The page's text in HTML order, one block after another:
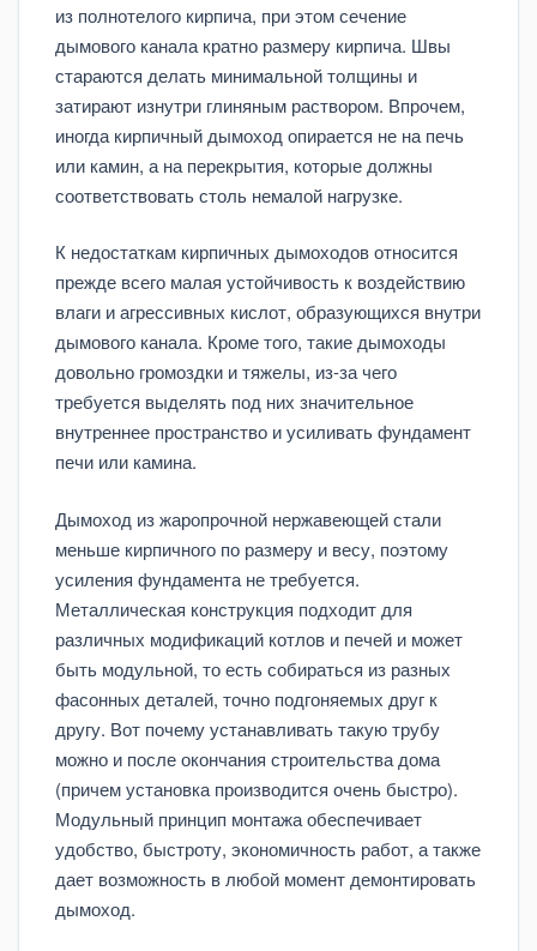
из полнотелого кирпича, при этом сечение
дымового канала кратно размеру кирпича. Швы
стараются делать минимальной толщины и
затирают изнутри глиняным раствором. Впрочем,
иногда кирпичный дымоход опирается не на печь
или камин, а на перекрытия, которые должны
соответствовать столь немалой нагрузке.
К недостаткам кирпичных дымоходов относится
прежде всего малая устойчивость к воздействию
влаги и агрессивных кислот, образующихся внутри
дымового канала. Кроме того, такие дымоходы
довольно громоздки и тяжелы, из-за чего
требуется выделять под них значительное
внутреннее пространство и усиливать фундамент
печи или камина.
Дымоход из жаропрочной нержавеющей стали
меньше кирпичного по размеру и весу, поэтому
усиления фундамента не требуется.
Металлическая конструкция подходит для
различных модификаций котлов и печей и может
быть модульной, то есть собираться из разных
фасонных деталей, точно подгоняемых друг к
другу. Вот почему устанавливать такую трубу
можно и после окончания строительства дома
(причем установка производится очень быстро).
Модульный принцип монтажа обеспечивает
удобство, быстроту, экономичность работ, а также
дает возможность в любой момент демонтировать
дымоход.